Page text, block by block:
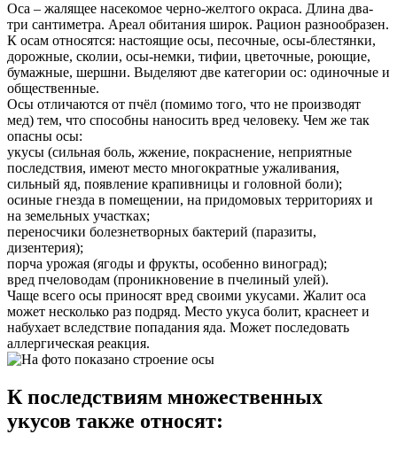
Оса – жалящее насекомое черно-желтого окраса. Длина два-
три сантиметра. Ареал обитания широк. Рацион разнообразен.
К осам относятся: настоящие осы, песочные, осы-блестянки,
дорожные, сколии, осы-немки, тифии, цветочные, роющие,
бумажные, шершни. Выделяют две категории ос: одиночные и
общественные.
Осы отличаются от пчёл (помимо того, что не производят
мед) тем, что способны наносить вред человеку. Чем же так
опасны осы:
укусы (сильная боль, жжение, покраснение, неприятные
последствия, имеют место многократные ужаливания,
сильный яд, появление крапивницы и головной боли);
осиные гнезда в помещении, на придомовых территориях и
на земельных участках;
переносчики болезнетворных бактерий (паразиты,
дизентерия);
порча урожая (ягоды и фрукты, особенно виноград);
вред пчеловодам (проникновение в пчелиный улей).
Чаще всего осы приносят вред своими укусами. Жалит оса
может несколько раз подряд. Место укуса болит, краснеет и
набухает вследствие попадания яда. Может последовать
аллергическая реакция.
К последствиям множественных
укусов также относят: